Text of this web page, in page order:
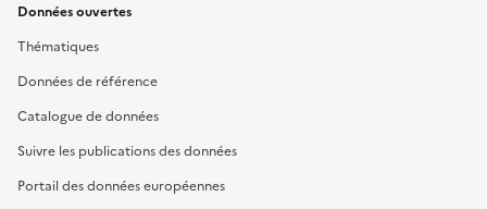
Données ouvertes
Thématiques
Données de référence
Catalogue de données
Suivre les publications des données
Portail des données européennes